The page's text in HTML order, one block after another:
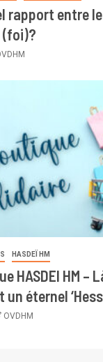
rapport entre
(foi)?
HASDEÏ HM
HASDEI HM –
éternel
OVDHM